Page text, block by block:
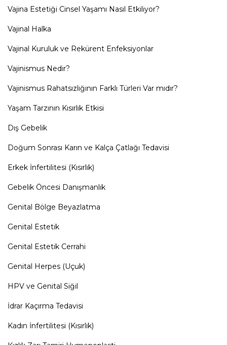
Vajina Estetiği Cinsel Yaşamı Nasıl Etkiliyor?
Vajinal Halka
Vajinal Kuruluk ve Rekürent Enfeksiyonlar
Vajinismus Nedir?
Vajinismus Rahatsızlığının Farklı Türleri Var mıdır?
Yaşam Tarzının Kısırlık Etkisi
Dış Gebelik
Doğum Sonrası Karın ve Kalça Çatlağı Tedavisi
Erkek İnfertilitesi (Kısırlık)
Gebelik Öncesi Danışmanlık
Genital Bölge Beyazlatma
Genital Estetik
Genital Estetik Cerrahi
Genital Herpes (Uçuk)
HPV ve Genital Siğil
İdrar Kaçırma Tedavisi
Kadın İnfertilitesi (Kısırlık)